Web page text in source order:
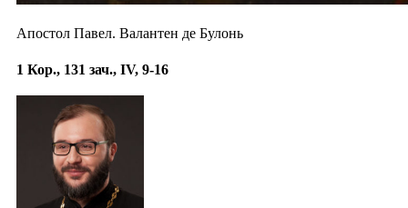
Апостол Павел. Валантен де Булонь
1 Кор., 131 зач., IV, 9-16